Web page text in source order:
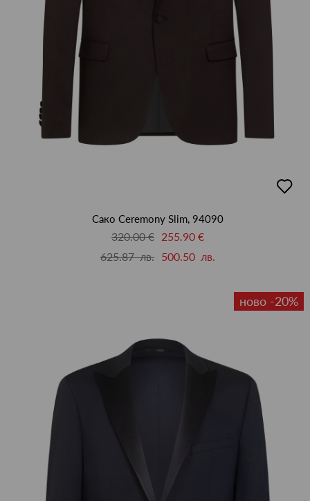
в
Сако Ceremony Slim, 94090
320.00 € 255.90 €
625.87 лв. 500.50 лв.
ново -20%